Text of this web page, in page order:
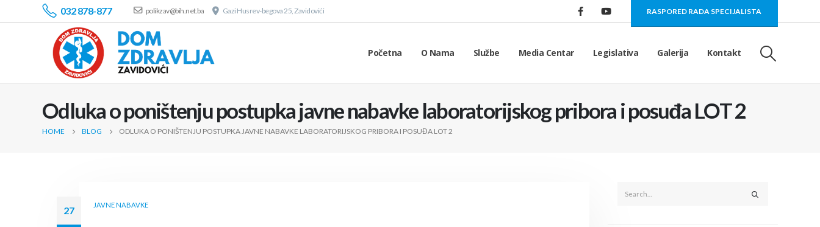
032 878-877 polikzav@bih.net.ba Gazi Husrev-begova 25, Zavidovići RASPORED RADA SPECIJALISTA
Početna O Nama Službe Media Centar Legislativa Galerija Kontakt
Odluka o poništenju postupka javne nabavke laboratorijskog pribora i posuđa LOT 2
HOME BLOG ODLUKA O PONIŠTENJU POSTUPKA JAVNE NABAVKE LABORATORIJSKOG PRIBORA I POSUĐA LOT 2
27 JAVNE NABAVKE